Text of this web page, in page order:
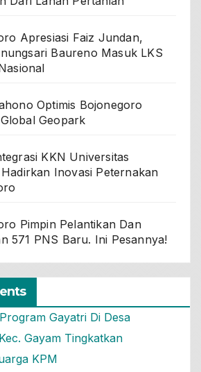
Apresiasi Faiz Jundan,
Baureno Masuk LKS
Optimis Bojonegoro
Geopark
KKN Universitas
Inovasi Peternakan
Pimpin Pelantikan Dan
571 PNS Baru. Ini Pesannya!
Program Gayatri Di Desa
Gayam Tingkatkan
KPM